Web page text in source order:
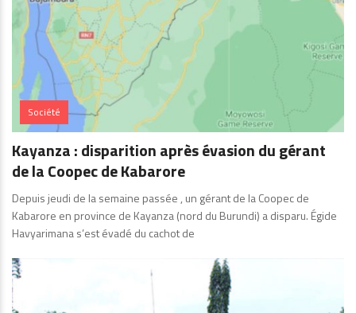
Société
Kayanza : disparition après évasion du gérant
de la Coopec de Kabarore
Depuis jeudi de la semaine passée , un gérant de la Coopec de
Kabarore en province de Kayanza (nord du Burundi) a disparu. Égide
Havyarimana s’est évadé du cachot de